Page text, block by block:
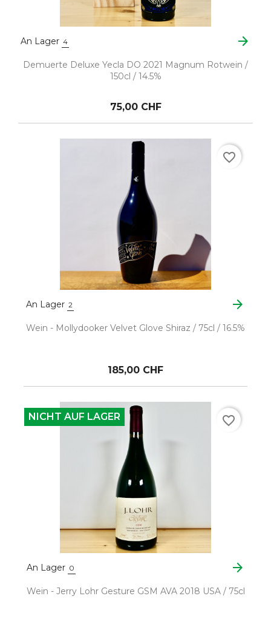
An Lager 4 arrow_forward
Demuerte Deluxe Yecla DO 2021 Magnum Rotwein /
150cl / 14.5%
75,00 CHF
An Lager 2 arrow_forward
Wein - Mollydooker Velvet Glove Shiraz / 75cl / 16.5%
185,00 CHF
favorite_border
An Lager 0 arrow_forward
Wein - Jerry Lohr Gesture GSM AVA 2018 USA / 75cl
NICHT AUF LAGER favorite_border